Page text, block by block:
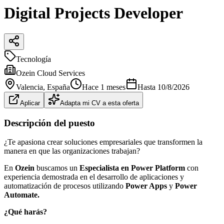
Digital Projects Developer
Tecnología
Ozein Cloud Services
Valencia, España Hace 1 meses Hasta 10/8/2026
Aplicar Adapta mi CV a esta oferta
Descripción del puesto
¿Te apasiona crear soluciones empresariales que transformen la
manera en que las organizaciones trabajan?
En Ozein buscamos un Especialista en Power Platform con
experiencia demostrada en el desarrollo de aplicaciones y
automatización de procesos utilizando Power Apps y Power
Automate.
¿Qué harás?